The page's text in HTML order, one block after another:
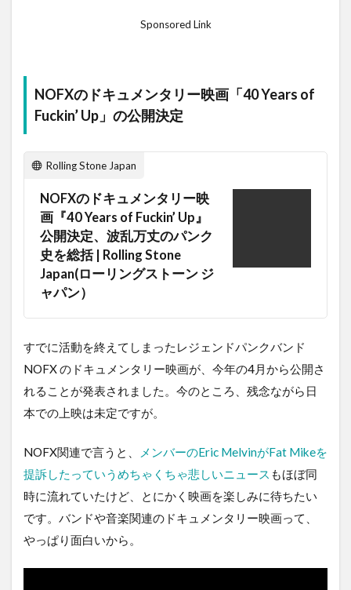
Sponsored Link
NOFXのドキュメンタリー映画「40 Years of
Fuckin’ Up」の公開決定
Rolling Stone Japan
NOFXのドキュメンタリー映
画『40 Years of Fuckin’ Up』
公開決定、波乱万丈のパンク
史を総括 | Rolling Stone
Japan(ローリングストーン ジ
ャパン）
すでに活動を終えてしまったレジェンドパンクバンド
NOFX のドキュメンタリー映画が、今年の4月から公開さ
れることが発表されました。今のところ、残念ながら日
本での上映は未定ですが。
NOFX関連で言うと、
メンバーのEric MelvinがFat Mikeを
提訴したっていうめちゃくちゃ悲しいニュース もほぼ同
時に流れていたけど、とにかく映画を楽しみに待ちたい
です。バンドや音楽関連のドキュメンタリー映画って、
やっぱり面白いから。